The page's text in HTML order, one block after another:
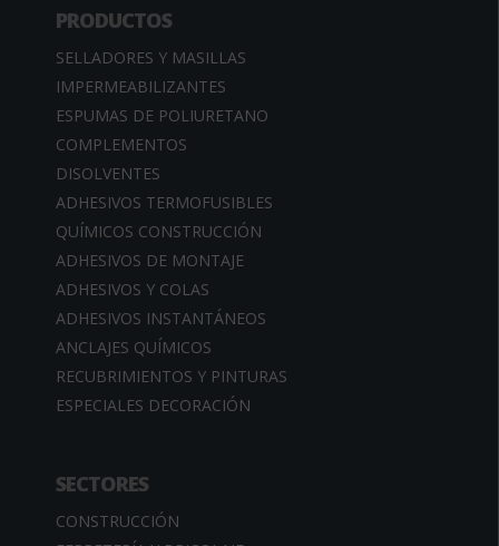
PRODUCTOS
SELLADORES Y MASILLAS
IMPERMEABILIZANTES
ESPUMAS DE POLIURETANO
COMPLEMENTOS
DISOLVENTES
ADHESIVOS TERMOFUSIBLES
QUÍMICOS CONSTRUCCIÓN
ADHESIVOS DE MONTAJE
ADHESIVOS Y COLAS
ADHESIVOS INSTANTÁNEOS
ANCLAJES QUÍMICOS
RECUBRIMIENTOS Y PINTURAS
ESPECIALES DECORACIÓN
SECTORES
CONSTRUCCIÓN